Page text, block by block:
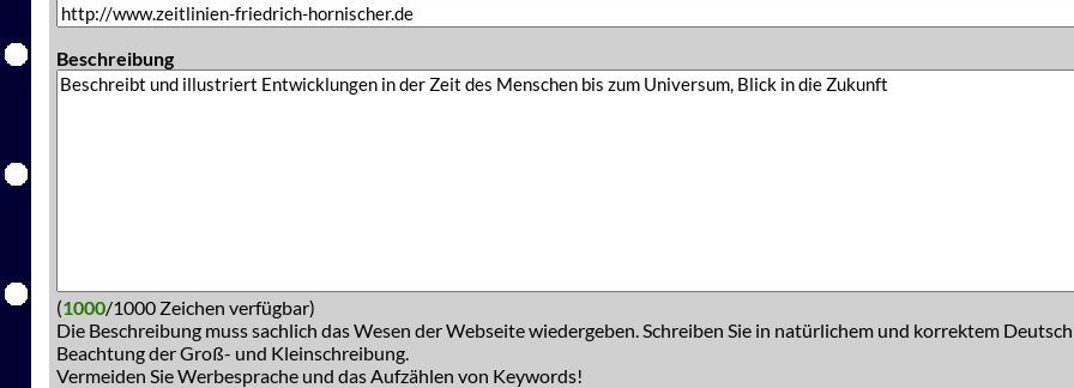
Beschreibung
(1000/1000 Zeichen verfügbar)
Die Beschreibung muss sachlich das Wesen der Webseite wiedergeben. Schreiben Sie in natürlichem und korrektem
Beachtung der Groß- und Kleinschreibung.
Vermeiden Sie Werbesprache und das Aufzählen von Keywords!